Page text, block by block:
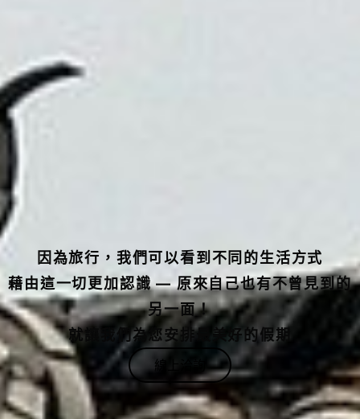
藉由這一切更加認識 — 原來自己也有不曾見到的
另一面！
就讓我們為您安排最美好的假期
線上洽詢